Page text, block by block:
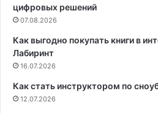
цифровых решений
07.08.2026
Как выгодно покупать книги в
Лабиринт
16.07.2026
Как стать инструктором по
12.07.2026